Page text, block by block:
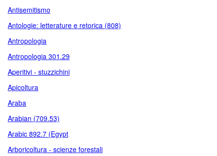
Antisemitismo
Antologie: letterature e retorica (808)
Antropologia
Antropologia 301.29
Aperitivi - stuzzichini
Apicoltura
Araba
Arabian (709.53)
Arabic 892.7 (Egypt
Arboricoltura - scienze forestali